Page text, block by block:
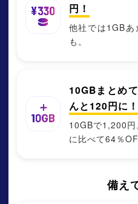
円！
他社では1GB
も。
10GBまとめ
んと120円に！
10GBで1,200
に⽐べて64％
備え